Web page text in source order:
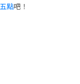
點吧！